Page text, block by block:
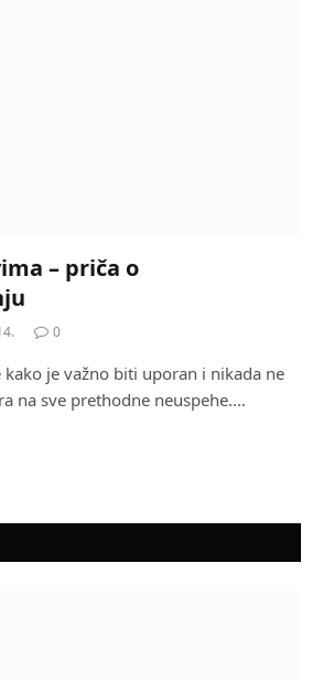
– priča o
0
je važno biti uporan i nikada ne
na sve prethodne neuspehe.…